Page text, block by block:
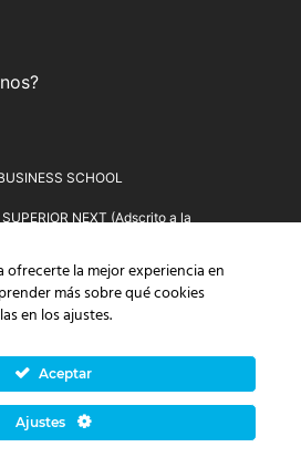
SCHOOL
NEXT (Adscrito a la
NEXT
–Términos y condiciones de
S.L. | CIF: B-67803114 |
| C/ Alsasua, 16. 28023
ofrecerte la mejor experiencia en
más sobre qué cookies
en losajustes.
Aceptar
Ajustes